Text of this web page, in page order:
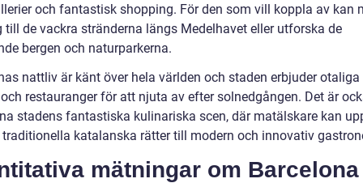
och fantastisk shopping. För den som vill koppla av kan
till de vackra stränderna längs Medelhavet eller utforska de
bergen och naturparkerna.
nattliv är känt över hela världen och staden erbjuder otaliga
restauranger för att njuta av efter solnedgången. Det är
stadens fantastiska kulinariska scen, där matälskare kan
katalanska rätter till modern och innovativ
mätningar om Barcelona